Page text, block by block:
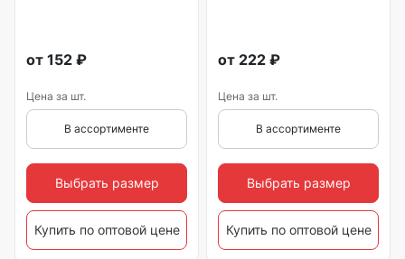
от 152 ₽
Цена за шт.
В ассортименте
Выбрать размер
Купить по оптовой цене
от 222 ₽
Цена за шт.
В ассортименте
Выбрать размер
Купить по оптовой цене